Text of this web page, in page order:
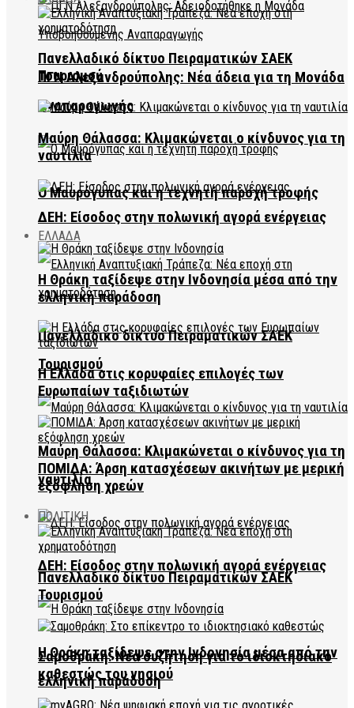
ΠΓΝ Αλεξανδρούπολης: Νέα άδεια για τη Μονάδα
Αναπαραγωγής
Ο Μαυρόγυπας και η τεχνητή παροχή τροφής
ΕΛΛΑΔΑ
Πανελλαδικό δίκτυο Πειραματικών ΣΑΕΚ
Τουρισμού
Μαύρη Θάλασσα: Κλιμακώνεται ο κίνδυνος για τη
ναυτιλία
ΔΕΗ: Είσοδος στην πολωνική αγορά ενέργειας
Η Θράκη ταξίδεψε στην Ινδονησία μέσα από την
ελληνική παράδοση
Πανελλαδικό δίκτυο Πειραματικών ΣΑΕΚ
Τουρισμού
Μαύρη Θάλασσα: Κλιμακώνεται ο κίνδυνος για τη
ναυτιλία
ΔΕΗ: Είσοδος στην πολωνική αγορά ενέργειας
Η Θράκη ταξίδεψε στην Ινδονησία μέσα από την
ελληνική παράδοση
Η Ελλάδα στις κορυφαίες επιλογές των
Ευρωπαίων ταξιδιωτών
ΠΟΜΙΔΑ: Άρση κατασχέσεων ακινήτων με μερική
εξόφληση χρεών
ΠΟΛΙΤΙΚΗ
Πανελλαδικό δίκτυο Πειραματικών ΣΑΕΚ
Τουρισμού
Σαμοθράκη: Νέα συζήτηση για το ιδιοκτησιακό
καθεστώς του νησιού